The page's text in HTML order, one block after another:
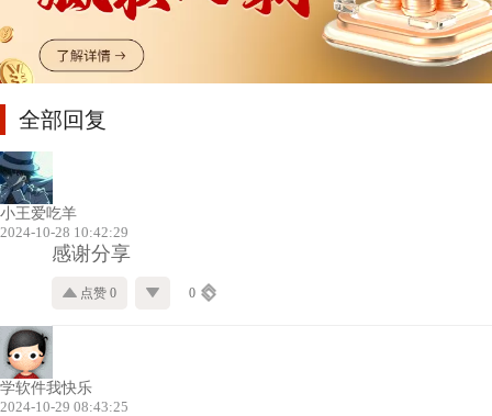
全部回复
小王爱吃羊
2024-10-28 10:42:29
感谢分享
点赞 0 0
学软件我快乐
2024-10-29 08:43:25